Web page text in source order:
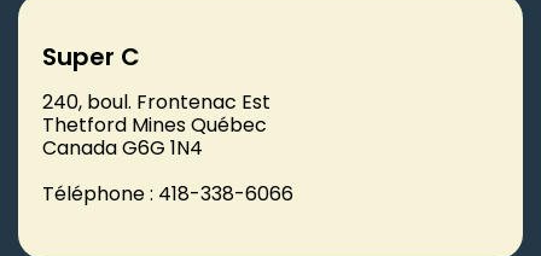
Super C
240, boul. Frontenac Est
Thetford Mines Québec
Canada G6G 1N4
Téléphone : 418-338-6066